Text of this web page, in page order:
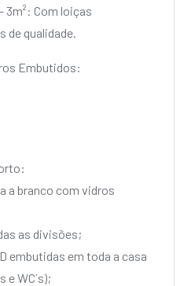
3m²: Com loiças
de qualidade.
Embutidos:
a branco com vidros
as divisões;
embutidas em toda a casa
e WC´s);